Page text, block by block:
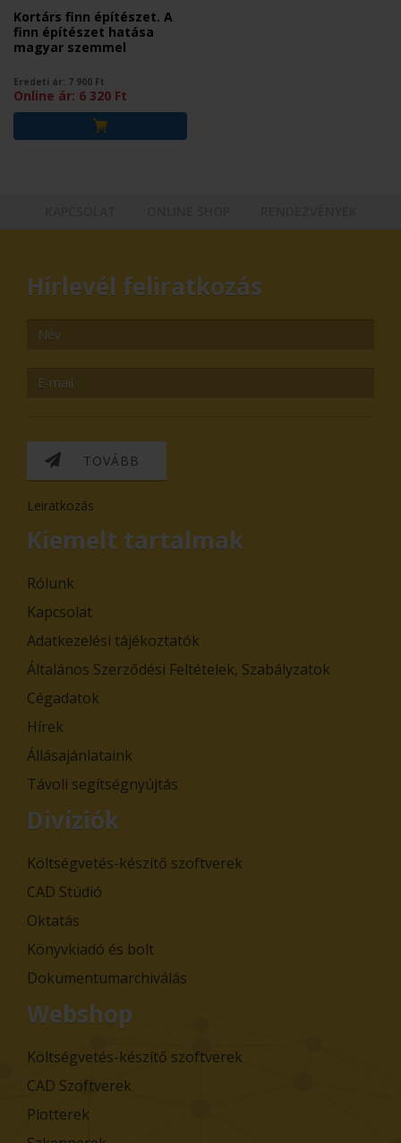
Kortárs finn építészet. A
finn építészet hatása
magyar szemmel
Eredeti ár: 7 900 Ft
Online ár: 6 320 Ft
Hírlevél feliratkozás
TOVÁBB
Leiratkozás
Kiemelt tartalmak
Rólunk
Kapcsolat
Adatkezelési tájékoztatók
Általános Szerződési Feltételek, Szabályzatok
Cégadatok
Hírek
Állásajánlataink
Távoli segítségnyújtás
Divíziók
Költségvetés-készítő szoftverek
CAD Stúdió
Oktatás
Könyvkiadó és bolt
Dokumentumarchiválás
Webshop
Költségvetés-készítő szoftverek
CAD Szoftverek
Plotterek